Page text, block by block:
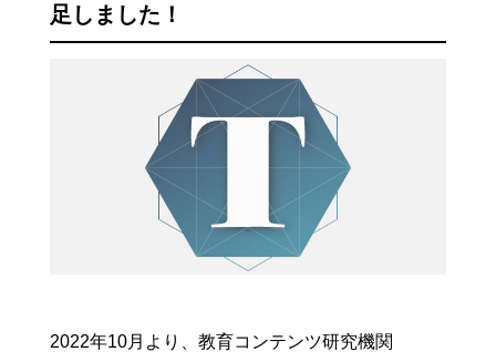
足しました！
2022年10月より、教育コンテンツ研究機関